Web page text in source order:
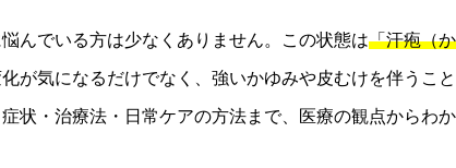
んでいる方は少なくありません。この状態は「汗疱（か
が気になるだけでなく、強いかゆみや皮むけを伴うこと
状・治療法・日常ケアの方法まで、医療の観点からわか